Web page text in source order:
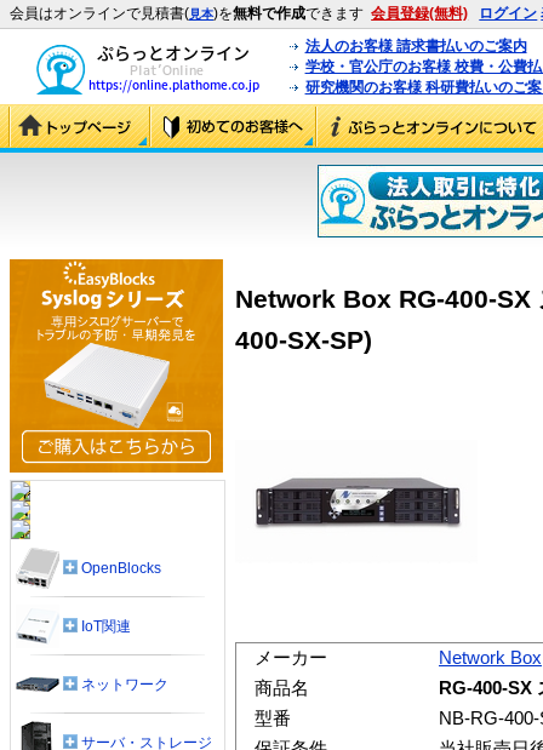
会員はオンラインで見積書(見本)を無料で作成できます 会員登録(無料) ログイン
法人のお客様 請求書払いのご案内
学校・官公庁のお客様 校費・公費
研究機関のお客様 科研費払いのご
Network Box RG-400-SX
400-SX-SP)
メーカー
Network Box
商品名
RG-400-SX
型番
NB-RG-
OpenBlocks
IoT関連
ネットワーク
サーバ・ストレージ